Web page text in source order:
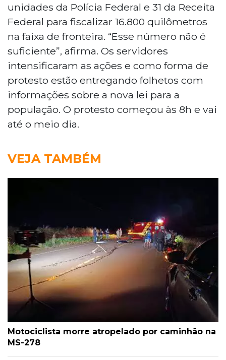
unidades da Polícia Federal e 31 da Receita
Federal para fiscalizar 16.800 quilômetros
na faixa de fronteira. “Esse número não é
suficiente”, afirma. Os servidores
intensificaram as ações e como forma de
protesto estão entregando folhetos com
informações sobre a nova lei para a
população. O protesto começou às 8h e vai
até o meio dia.
VEJA TAMBÉM
Motociclista morre atropelado por caminhão na
MS-278